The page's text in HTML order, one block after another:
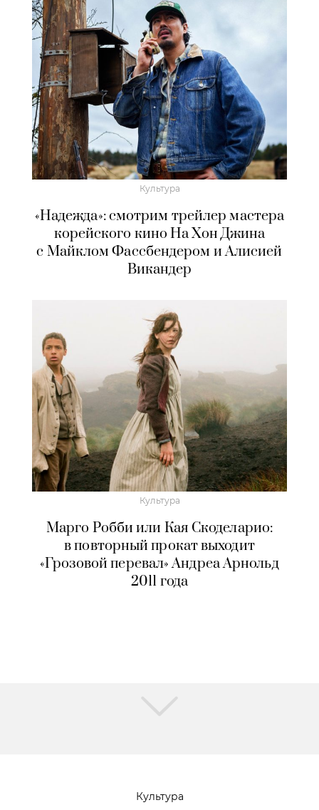
Культура
«Надежда»: смотрим трейлер мастера
корейского кино На Хон Джина
с Майклом Фассбендером и Алисией
Викандер
Культура
Марго Робби или Кая Скоделарио:
в повторный прокат выходит
«Грозовой перевал» Андреа Арнольд
2011 года
Культура